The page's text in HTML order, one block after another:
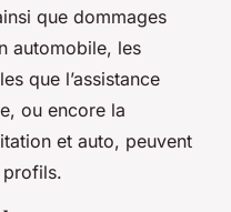
que dommages
automobile, les
que l’assistance
ou encore la
et auto, peuvent
profils.